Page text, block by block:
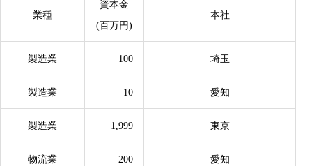
業種
資本金
(百万円)
本社
製造業 100 埼玉
製造業 10 愛知
製造業 1,999 東京
物流業 200 愛知